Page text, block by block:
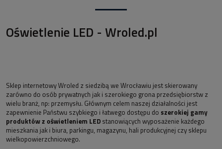
Oświetlenie LED - Wroled.pl
Sklep internetowy Wroled z siedzibą we Wrocławiu jest skierowany
zarówno do osób prywatnych jak i szerokiego grona przedsiębiorstw z
wielu branż, np: przemysłu. Głównym celem naszej działalności jest
zapewnienie Państwu szybkiego i łatwego dostępu do szerokiej gamy
produktów z oświetleniem LED stanowiących wyposażenie każdego
mieszkania jak i biura, parkingu, magazynu, hali produkcyjnej czy sklepu
wielkopowierzchniowego.